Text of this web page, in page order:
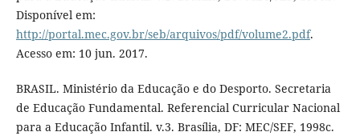
Disponível em:
http://portal.mec.gov.br/seb/arquivos/pdf/volume2.pdf.
Acesso em: 10 jun. 2017.
BRASIL. Ministério da Educação e do Desporto. Secretaria
de Educação Fundamental. Referencial Curricular Nacional
para a Educação Infantil. v.3. Brasília, DF: MEC/SEF, 1998c.